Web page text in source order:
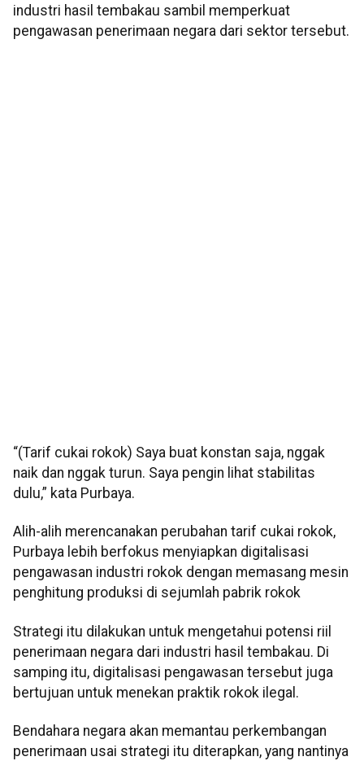
industri hasil tembakau sambil memperkuat
pengawasan penerimaan negara dari sektor tersebut.
“(Tarif cukai rokok) Saya buat konstan saja, nggak
naik dan nggak turun. Saya pengin lihat stabilitas
dulu,” kata Purbaya.
Alih-alih merencanakan perubahan tarif cukai rokok,
Purbaya lebih berfokus menyiapkan digitalisasi
pengawasan industri rokok dengan memasang mesin
penghitung produksi di sejumlah pabrik rokok
Strategi itu dilakukan untuk mengetahui potensi riil
penerimaan negara dari industri hasil tembakau. Di
samping itu, digitalisasi pengawasan tersebut juga
bertujuan untuk menekan praktik rokok ilegal.
Bendahara negara akan memantau perkembangan
penerimaan usai strategi itu diterapkan, yang nantinya